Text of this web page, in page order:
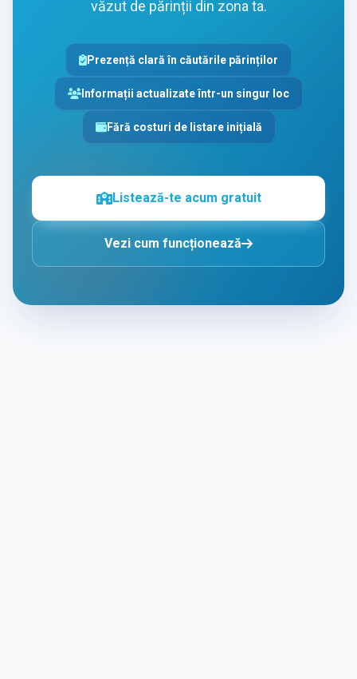
văzut de părinții din zona ta.
Prezență clară în căutările părinților
Informații actualizate într-un singur loc
Fără costuri de listare inițială
Listează-te acum gratuit
Vezi cum funcționează